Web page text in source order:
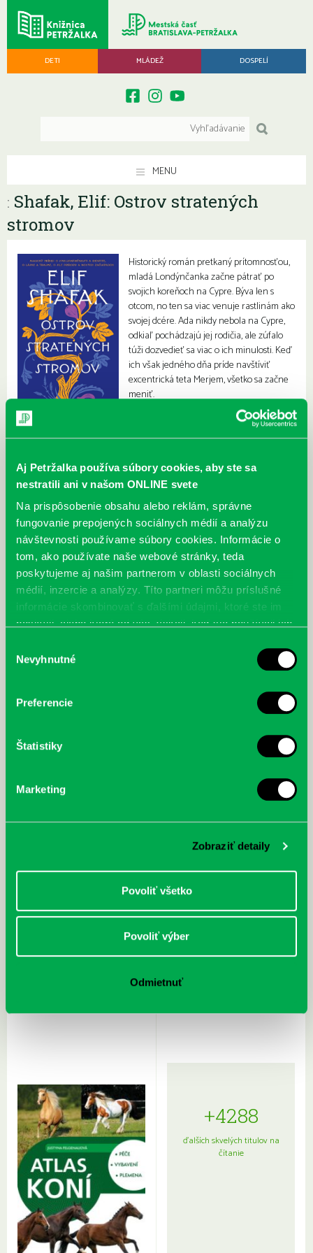
Aj Petržalka používa súbory cookies, aby ste sa
nestratili ani v našom ONLINE svete
Na prispôsobenie obsahu alebo reklám, správne
fungovanie prepojených sociálnych médií a analýzu
návštevnosti používame súbory cookies. Informácie o
tom, ako používate naše webové stránky, teda
poskytujeme aj našim partnerom v oblasti sociálnych
médií, inzercie a analýzy. Títo partneri môžu príslušné
informácie skombinovať s ďalšími údajmi, ktoré ste im
poskytli, alebo ktoré od vás získali, keď ste používali ich
súhlasu
Nevyhnutné
Preferencie
Štatistiky
Marketing
Zobraziť detaily
Povoliť všetko
Povoliť výber
Odmietnuť
DETI MLÁDEŽ DOSPELÍ
MENU
: Shafak, Elif: Ostrov stratených
stromov
Historický román pretkaný prítomnosťou,
mladá Londýnčanka začne pátrať po
svojich koreňoch na Cypre. Býva len s
otcom, no ten sa viac venuje rastlinám ako
svojej dcére. Ada nikdy nebola na Cypre,
odkiaľ pochádzajú jej rodičia, ale zúfalo
túži dozvedieť sa viac o ich minulosti. Keď
ich však jedného dňa príde navštíviť
excentrická teta Merjem, všetko sa začne
meniť.
cyklistu modernej doby:
Rudź, Przemyslaw: Atlas hviezd:
Hardy, Paula: Japonsko na tanieri:
+4288
ďalších skvelých titulov na
čítanie